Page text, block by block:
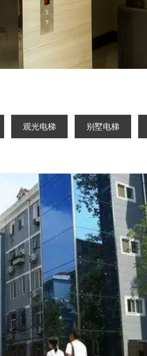
观光电梯 别墅电梯